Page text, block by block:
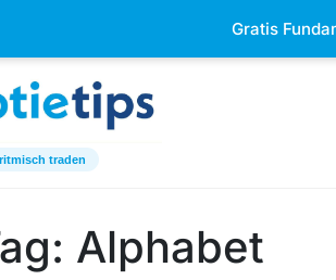
Keizersgracht 520h 1017 EK
traden
Alphabet
Gratis